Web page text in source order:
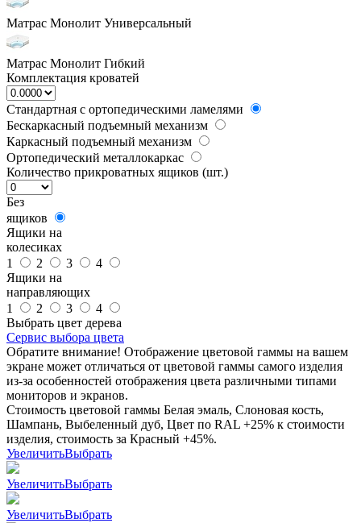
Матрас Монолит Универсальный
Матрас Монолит Гибкий
Комплектация кроватей
Стандартная с ортопедическими ламелями
Бескаркасный подъемный механизм
Каркасный подъемный механизм
Ортопедический металлокаркас
Количество прикроватных ящиков (шт.)
Без
ящиков
Ящики на
колесиках
1
2 3
4
Ящики на
направляющих
1
2 3
4
Выбрать цвет дерева
Сервис выбора цвета
Обратите внимание! Отображение цветовой гаммы на вашем
экране может отличаться от цветовой гаммы самого изделия
из-за особенностей отображения цвета различными типами
мониторов и экранов.
Стоимость цветовой гаммы Белая эмаль, Слоновая кость,
Шампань, Выбеленный дуб, Цвет по RAL +25% к стоимости
изделия, стоимость за Красный +45%.
УвеличитьВыбрать
УвеличитьВыбрать
УвеличитьВыбрать